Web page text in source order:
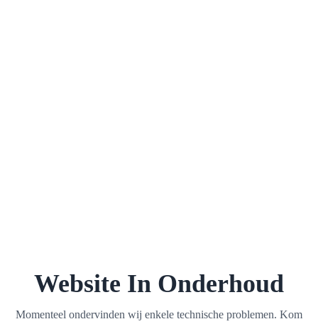
Website In Onderhoud
Momenteel ondervinden wij enkele technische problemen. Kom